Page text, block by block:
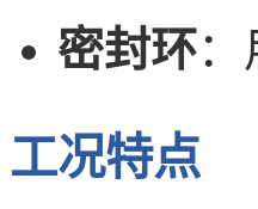
密封环
工况特点